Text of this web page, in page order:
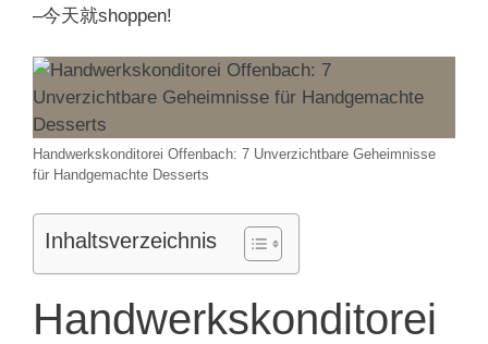
–今天就shoppen!
Handwerkskonditorei Offenbach: 7 Unverzichtbare Geheimnisse
für Handgemachte Desserts
Inhaltsverzeichnis
Handwerkskonditorei